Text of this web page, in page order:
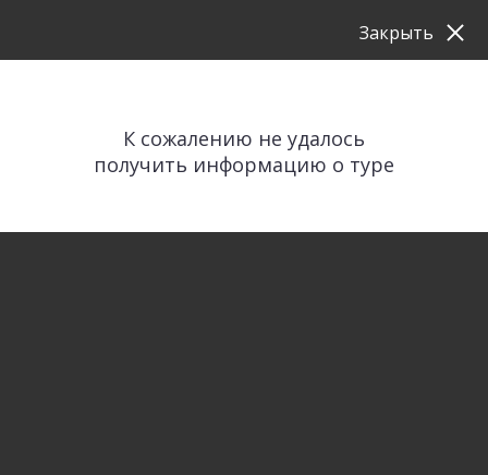
К сожалению не удалось
получить информацию о туре
Закрыть